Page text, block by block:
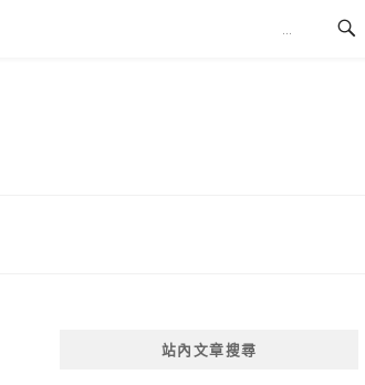
站內文章搜尋